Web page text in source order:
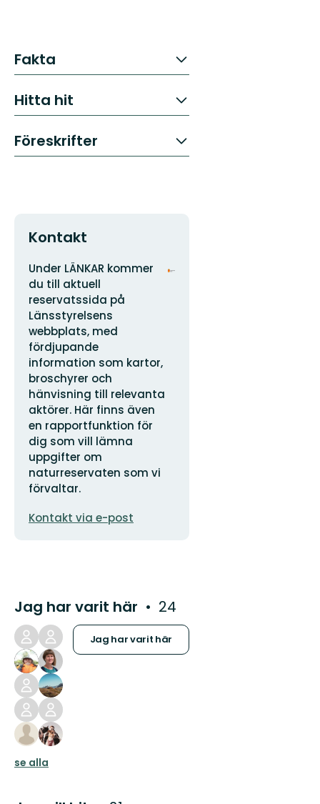
Fakta
Hitta hit
Föreskrifter
Kontakt
Adress
Under LÄNKAR kommer
du till aktuell
reservatssida på
Länsstyrelsens
webbplats, med
fördjupande
information som kartor,
broschyrer och
hänvisning till relevanta
aktörer. Här finns även
en rapportfunktion för
dig som vill lämna
uppgifter om
naturreservaten som vi
förvaltar.
postadress
Kontakt via e-post
Organisationens
Jag har varit här 24
Jag har varit här
se alla